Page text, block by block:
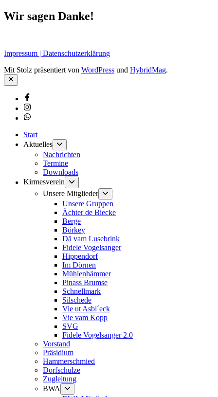
Wir sagen Danke!
Impressum | Datenschutzerklärung
Mit Stolz präsentiert von WordPress und HybridMag.
Schließen
Facebook
Instagram
Whatsapp
Start
Aktuelles
anzeigen
Nachrichten
Termine
Downloads
Kirmesverein
Untermenü
anzeigen
Unsere Mitglieder
anzeigen
Unsere Gruppen
Ächter de Biecke
Berge
Börkey
Dä vam Lusebrink
Fidele Vogelsanger
Hippendorf
Im Dörnen
Mühlenhämmer
Pinass Brumse
Schnellmark
Silschede
Vie ut Asbi´eck
Vie vam Kopp
SVG
Fidele Vogelsanger 2.0
Vorstand
Präsidium
Hammerschmied
Dorfschulze
Zugleitung
BWA